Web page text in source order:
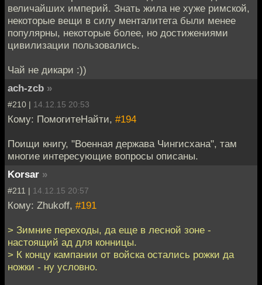
величайших империй. Знать жила не хуже римской,
некоторые вещи в силу менталитета были менее
популярны, некоторые более, но достижениями
цивилизации пользовались.
Чай не дикари :))
ach-zcb »
#210 | 14.12.15 20:53
Кому: ПомогитеНайти, #194
Поищи книгу, "Военная держава Чингисхана", там
многие интересующие вопросы описаны.
Korsar »
#211 | 14.12.15 20:57
Кому: Zhukoff, #191
> Зимние переходы, да еще в лесной зоне -
настоящий ад для конницы.
> К концу кампании от войска остались рожки да
ножки - ну условно.